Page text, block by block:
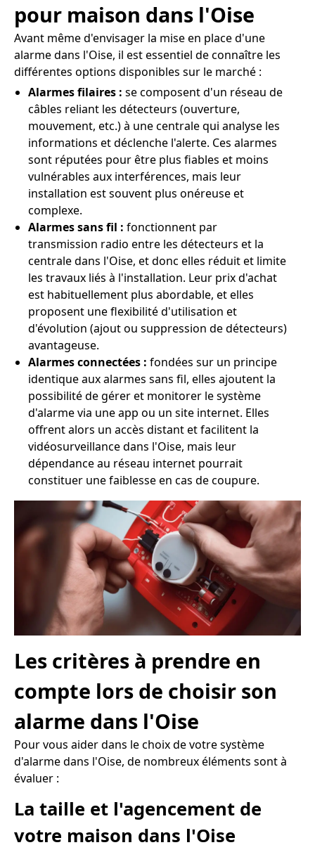
pour maison dans l'Oise
Avant même d'envisager la mise en place d'une
alarme dans l'Oise, il est essentiel de connaître les
différentes options disponibles sur le marché :
Alarmes filaires : se composent d'un réseau de
câbles reliant les détecteurs (ouverture,
mouvement, etc.) à une centrale qui analyse les
informations et déclenche l'alerte. Ces alarmes
sont réputées pour être plus fiables et moins
vulnérables aux interférences, mais leur
installation est souvent plus onéreuse et
complexe.
Alarmes sans fil : fonctionnent par
transmission radio entre les détecteurs et la
centrale dans l'Oise, et donc elles réduit et limite
les travaux liés à l'installation. Leur prix d'achat
est habituellement plus abordable, et elles
proposent une flexibilité d'utilisation et
d'évolution (ajout ou suppression de détecteurs)
avantageuse.
Alarmes connectées : fondées sur un principe
identique aux alarmes sans fil, elles ajoutent la
possibilité de gérer et monitorer le système
d'alarme via une app ou un site internet. Elles
offrent alors un accès distant et facilitent la
vidéosurveillance dans l'Oise, mais leur
dépendance au réseau internet pourrait
constituer une faiblesse en cas de coupure.
Les critères à prendre en
compte lors de choisir son
alarme dans l'Oise
Pour vous aider dans le choix de votre système
d'alarme dans l'Oise, de nombreux éléments sont à
évaluer :
La taille et l'agencement de
votre maison dans l'Oise